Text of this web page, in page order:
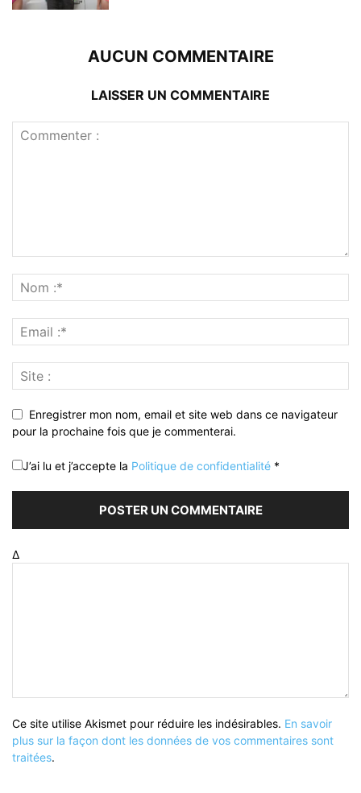
AUCUN COMMENTAIRE
LAISSER UN COMMENTAIRE
Enregistrer mon nom, email et site web dans ce navigateur
pour la prochaine fois que je commenterai.
J’ai lu et j’accepte la Politique de confidentialité *
Δ
Ce site utilise Akismet pour réduire les indésirables. En savoir
plus sur la façon dont les données de vos commentaires sont
traitées.